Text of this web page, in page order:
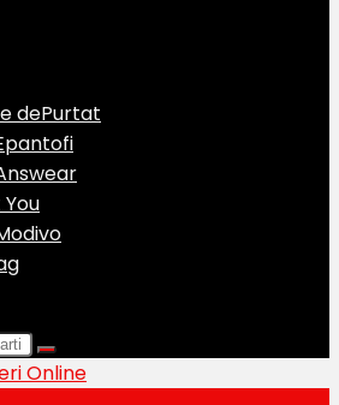
dePurtat